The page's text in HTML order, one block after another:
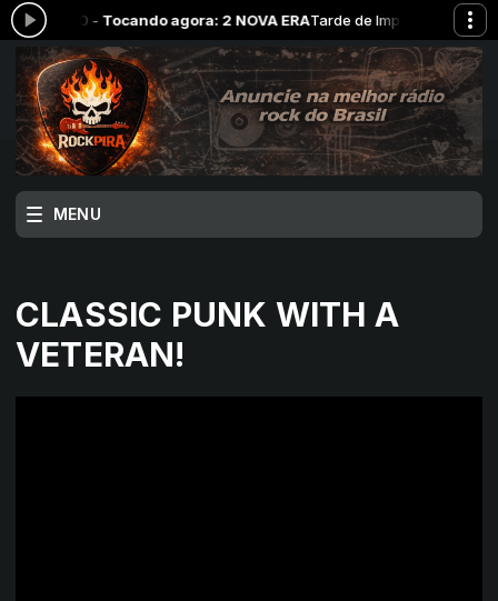
- Tocando agora: 2 NOVA ERATarde de Impacto com RockPira
MENU
CLASSIC PUNK WITH A
VETERAN!